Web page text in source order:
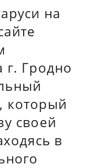
на
г. Гродно
который
своей
в